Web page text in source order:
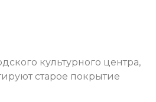
культурного центра,
старое покрытие